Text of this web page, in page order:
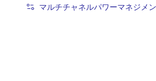
マルチチャネルパワーマネジメ